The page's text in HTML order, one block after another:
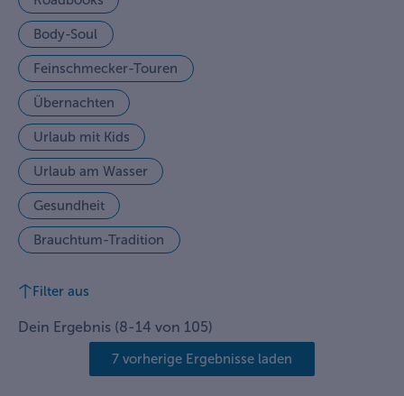
Body-Soul
Feinschmecker-Touren
Übernachten
Urlaub mit Kids
Urlaub am Wasser
Gesundheit
Brauchtum-Tradition
Filter aus
Dein Ergebnis (8-14 von 105)
7 vorherige Ergebnisse laden